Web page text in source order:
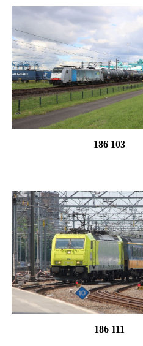
186 103
186 111